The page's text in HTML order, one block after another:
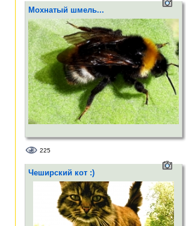
Мохнатый шмель...
225
Чеширский кот :)